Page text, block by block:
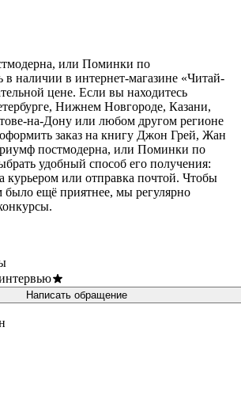
или Поминки по
наличии в интернет-магазине «Читай-
цене. Если вы находитесь
Нижнем Новгороде, Казани,
на-Дону или любом другом регионе
заказ на книгу Джон Грей, Жан
постмодерна, или Поминки по
удобный способ его получения:
курьером или отправка почтой. Чтобы
было ещё приятнее, мы регулярно
Написать обращение